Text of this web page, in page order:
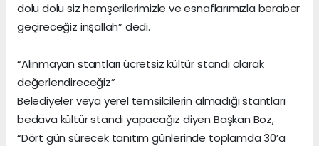
dolu dolu siz hemşerilerimizle ve esnaflarımızla beraber
geçireceğiz inşallah” dedi.
“Alınmayan stantları ücretsiz kültür standı olarak
değerlendireceğiz”
Belediyeler veya yerel temsilcilerin almadığı stantları
bedava kültür standı yapacağız diyen Başkan Boz,
“Dört gün sürecek tanıtım günlerinde toplamda 30’a